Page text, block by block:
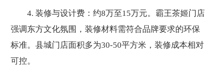
4. 装修与设计费：约8万至15万元。霸王茶姬门店
强调东方文化氛围，装修材料需符合品牌要求的环保
标准。县城门店面积多为30-50平方米，装修成本相对
可控。